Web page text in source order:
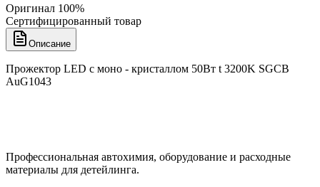
Оригинал 100%
Сертифицированный товар
Описание
Прожектор LED с моно - кристаллом 50Вт t 3200K SGCB
AuG1043
Профессиональная автохимия, оборудование и расходные
материалы для детейлинга.